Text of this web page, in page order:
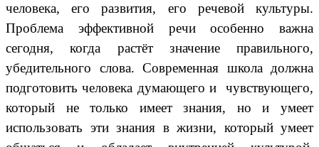
человека, его развития, его речевой культуры.
Проблема эффективной речи особенно важна
сегодня, когда растёт значение правильного,
убедительного слова. Современная школа должна
подготовить человека думающего и чувствующего,
который не только имеет знания, но и умеет
использовать эти знания в жизни, который умеет